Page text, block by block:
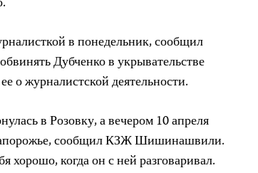
в ​​понедельник, сообщил
Дубченко в укрывательстве
о журналистской деятельности.
в Розовку, а вечером 10 апреля
сообщил КЗЖ Шишинашвили.
хорошо, когда он с ней разговаривал.